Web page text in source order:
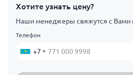
Хотите узнать цену?
Наши менеджеры свяжутся с Вами
Телефон
+7